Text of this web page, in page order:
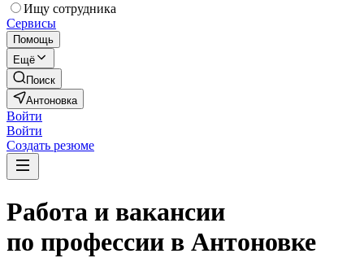
Ищу сотрудника
Сервисы
Помощь
Ещё
Поиск
Антоновка
Войти
Войти
Создать резюме
Работа и вакансии
по профессии в Антоновке